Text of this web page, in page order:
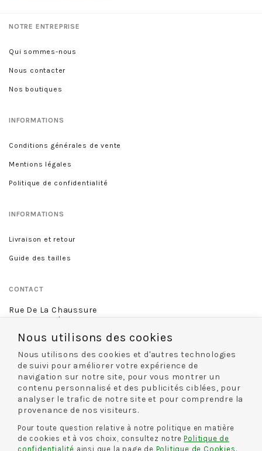
NOTRE ENTREPRISE
Qui sommes-nous
Nous contacter
Nos boutiques
INFORMATIONS
Conditions générales de vente
Mentions légales
Politique de confidentialité
INFORMATIONS
Livraison et retour
Guide des tailles
CONTACT
Rue De La Chaussure
46 rue Royale
02 38 68 60 13
NOS MODES DE LIVRAISON
NOS MODES DE PAIEMENT
Nous utilisons des cookies
Nous utilisons des cookies et d'autres technologies
de suivi pour améliorer votre expérience de
navigation sur notre site, pour vous montrer un
contenu personnalisé et des publicités ciblées, pour
analyser le trafic de notre site et pour comprendre la
provenance de nos visiteurs.
Pour toute question relative à notre politique en matière
de cookies et à vos choix, consultez notrePolitique de
confidentialité ainsi que la page de Politique de Cookies .